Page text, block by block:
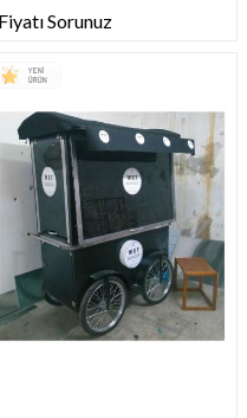
Fiyatı Sorunuz